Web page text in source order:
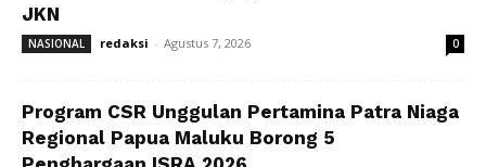
JKN
NASIONAL redaksi - Agustus 7, 2026 0
Program CSR Unggulan Pertamina Patra Niaga
Regional Papua Maluku Borong 5